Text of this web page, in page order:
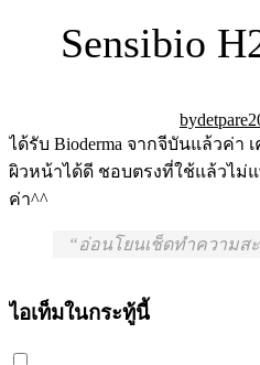
Sensibio
ได้รับ Bioderma จากจีบันแล้วค่
ผิวหน้าได้ดี ชอบตรงที่ใช้แล้วไ
ค่า^^
อ่อนโยนเช็ดทำความส
ไอเท็มในกระทู้นี้